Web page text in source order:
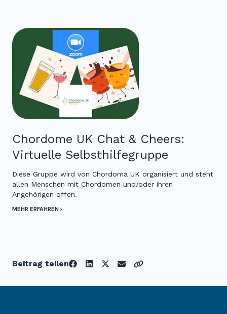
Chordome UK Chat & Cheers:
Virtuelle Selbsthilfegruppe
Diese Gruppe wird von Chordoma UK organisiert und steht
allen Menschen mit Chordomen und/oder ihren
Angehörigen offen.
MEHR ERFAHREN
Beitrag teilen